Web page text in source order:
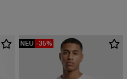
NEU -35%